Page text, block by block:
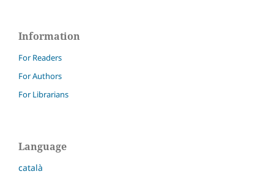
Information
For Readers
For Authors
For Librarians
Language
català